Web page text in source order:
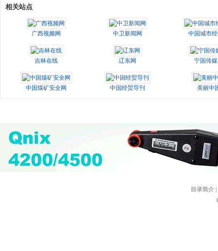
相关站点
广西视频网 中卫新闻网 中国城市
吉林在线 辽东网 宁国传
中国煤矿安全网 中国经贸导刊 美丽中
目录简介